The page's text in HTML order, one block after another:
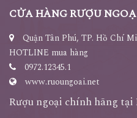
CỬA HÀNG RƯỢU
Quận Tân Phú, TP. Hồ Chí
HOTLINE mua hàng
0972.12345.1
www.ruoungoai.net
Rượu ngoại chính hãng tại